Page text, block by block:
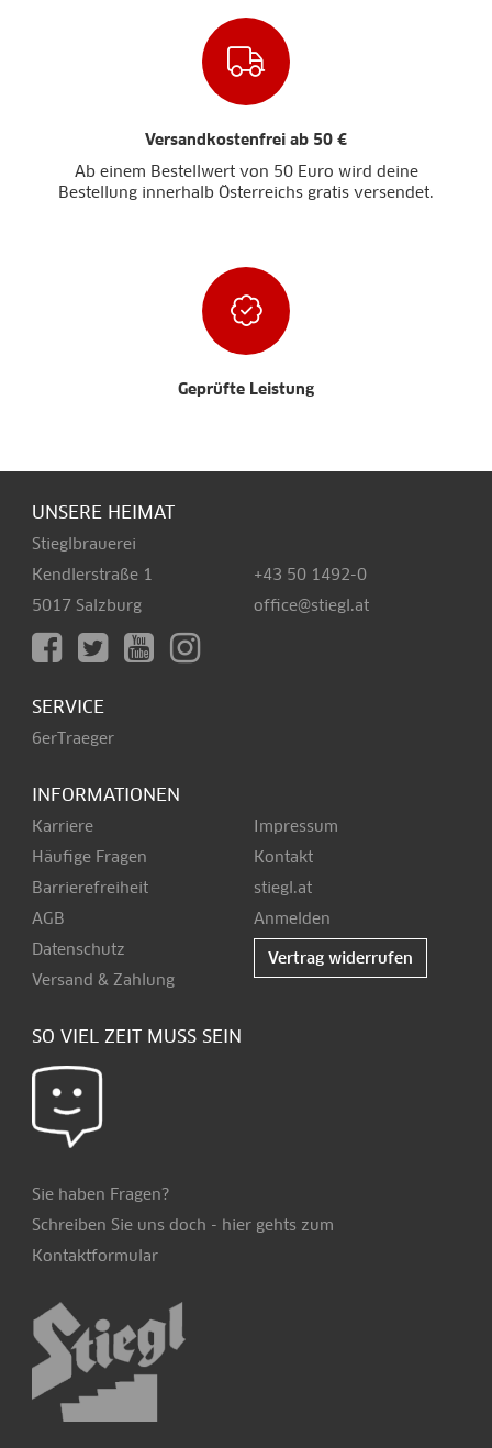
Versandkostenfrei ab 50 €
Ab einem Bestellwert von 50 Euro wird deine
Bestellung innerhalb Österreichs gratis versendet.
Geprüfte Leistung
UNSERE HEIMAT
Stieglbrauerei
Kendlerstraße 1
5017 Salzburg
+43 50 1492-0
office@stiegl.at
SERVICE
6erTraeger
INFORMATIONEN
Karriere
Häufige Fragen
Barrierefreiheit
AGB
Datenschutz
Versand & Zahlung
Impressum
Kontakt
stiegl.at
Anmelden
Vertrag widerrufen
SO VIEL ZEIT MUSS SEIN
Sie haben Fragen?
Schreiben Sie uns doch - hier gehts zum
Kontaktformular